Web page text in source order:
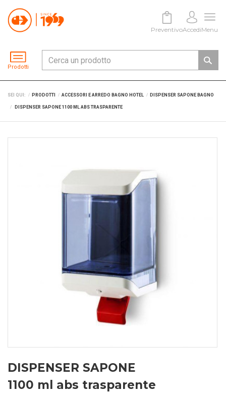
Prodotti
PreventivoAccediMenu
SEI QUI: PRODOTTI ACCESSORI E ARREDO BAGNO HOTEL DISPENSER SAPONE BAGNO
DISPENSER SAPONE 1100 ML ABS TRASPARENTE
DISPENSER SAPONE
1100 ml abs trasparente